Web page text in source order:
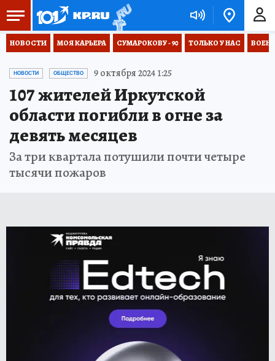
НОВОСТИ МОЯ КАРЬЕРА СУМАРОКОВУ - 90 ТОЛЬКО У НАС
НОВОСТИ ОБЩЕСТВО 9 октября 2024 1:25
107 жителей Иркутской
области погибли в огне за
девять месяцев
За три квартала потушили почти четыре
тысячи пожаров